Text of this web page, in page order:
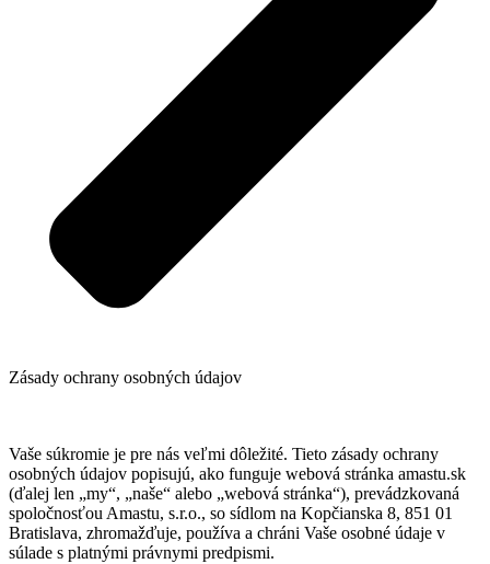
Zásady ochrany osobných údajov
Vaše súkromie je pre nás veľmi dôležité. Tieto zásady ochrany
osobných údajov popisujú, ako funguje webová stránka amastu.sk
(ďalej len „my“, „naše“ alebo „webová stránka“), prevádzkovaná
spoločnosťou Amastu, s.r.o., so sídlom na Kopčianska 8, 851 01
Bratislava, zhromažďuje, používa a chráni Vaše osobné údaje v
súlade s platnými právnymi predpismi.